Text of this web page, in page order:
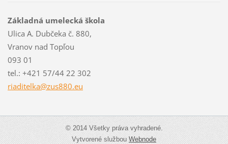
Základná umelecká škola
Ulica A. Dubčeka č. 880,
Vranov nad Topľou
093 01
tel.: +421 57/44 22 302
riaditelka@zus880.eu
© 2014 Všetky práva vyhradené.
Vytvorené službouWebnode